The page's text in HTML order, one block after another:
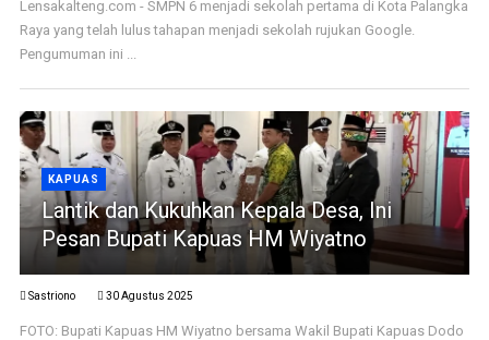
Lensakalteng.com - SMPN 6 menjadi sekolah pertama di Kota Palangka
Raya yang telah lulus tahapan menjadi sekolah rujukan Google.
Pengumuman ini ...
KAPUAS
Lantik dan Kukuhkan Kepala Desa, Ini
Pesan Bupati Kapuas HM Wiyatno
Sastriono 30 Agustus 2025
FOTO: Bupati Kapuas HM Wiyatno bersama Wakil Bupati Kapuas Dodo